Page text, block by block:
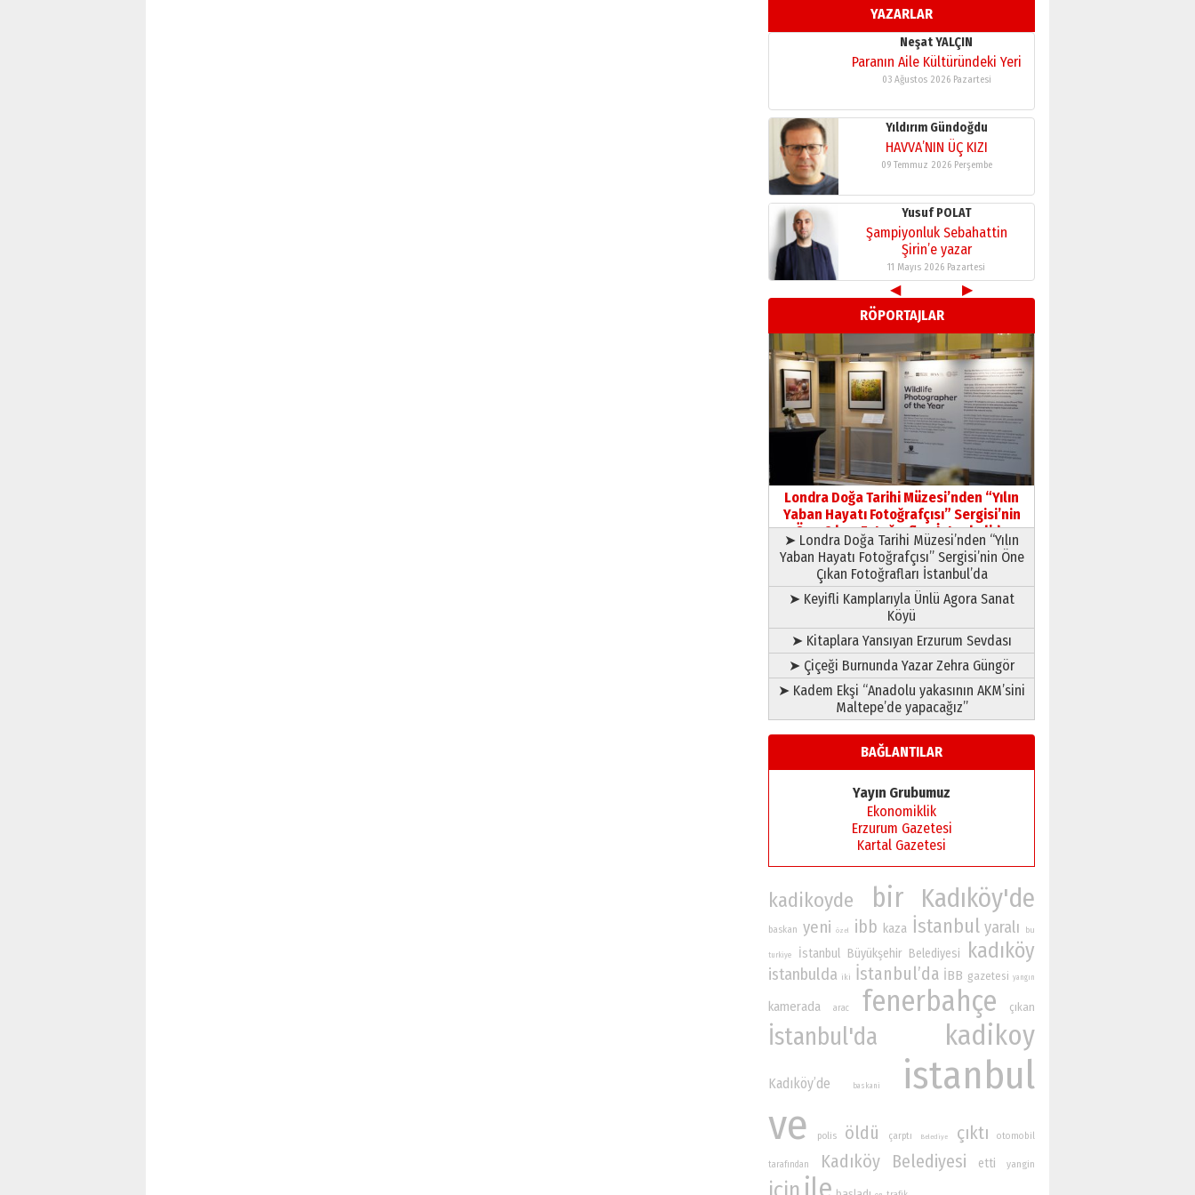
YAZARLAR
11 Mayıs 2026 Pazartesi
Neşat YALÇIN
Paranın Aile Kültüründeki Yeri
03 Ağustos 2026 Pazartesi
Yıldırım Gündoğdu
HAVVA’NIN ÜÇ KIZI
09 Temmuz 2026 Perşembe
Yusuf POLAT
Şampiyonluk Sebahattin
Şirin’e yazar
11 Mayıs 2026 Pazartesi
Neşat YALÇIN
Paranın Aile Kültüründeki Yeri
03 Ağustos 2026 Pazartesi
Yıldırım Gündoğdu
HAVVA’NIN ÜÇ KIZI
09 Temmuz 2026 Perşembe
Yusuf POLAT
Şampiyonluk Sebahattin
Şirin’e yazar
11 Mayıs 2026 Pazartesi
◀
▶
RÖPORTAJLAR
Londra Doğa Tarihi Müzesi’nden “Yılın
Yaban Hayatı Fotoğrafçısı” Sergisi’nin
Öne Çıkan Fotoğrafları İstanbul’da
➤ Londra Doğa Tarihi Müzesi’nden “Yılın
Yaban Hayatı Fotoğrafçısı” Sergisi’nin Öne
Çıkan Fotoğrafları İstanbul’da
➤ Keyifli Kamplarıyla Ünlü Agora Sanat
Köyü
➤ Kitaplara Yansıyan Erzurum Sevdası
➤ Çiçeği Burnunda Yazar Zehra Güngör
➤ Kadem Ekşi “Anadolu yakasının AKM’sini
Maltepe’de yapacağız”
BAĞLANTILAR
Yayın Grubumuz
Ekonomiklik
Erzurum Gazetesi
Kartal Gazetesi
kadikoyde bir Kadıköy'de
baskan yeni özel ibb kaza İstanbul yaralı bu
turkiye İstanbul Büyükşehir Belediyesi kadıköy
istanbulda iki İstanbul’da İBB gazetesi yangın
kamerada arac fenerbahçe çıkan
İstanbul'da kadikoy
Kadıköy’de baskani istanbul
ve polis öldü çarptı Belediye çıktı otomobil
tarafından Kadıköy Belediyesi etti yangin
ile